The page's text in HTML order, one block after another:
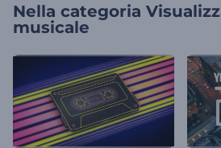
Nella categoria
musicale